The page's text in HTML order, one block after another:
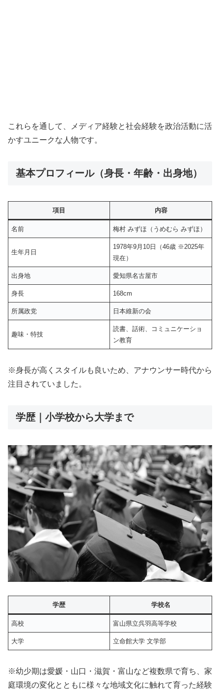
これらを通して、メディア経験と社会経験を政治活動に活
かすユニークな人物です。
基本プロフィール（身長・年齢・出身地）
項目 内容
名前 梅村 みずほ（うめむら みずほ）
生年月日
1978年9月10日（46歳 ※2025年
現在）
出身地 愛知県名古屋市
身長 168cm
所属政党 日本維新の会
趣味・特技
読書、話術、コミュニケーショ
ン教育
※身長が高くスタイルも良いため、アナウンサー時代から
注目されていました。
学歴｜小学校から大学まで
学歴 学校名
高校 富山県立呉羽高等学校
大学 立命館大学 文学部
※幼少期は愛媛・山口・滋賀・富山など複数県で育ち、家
庭環境の変化とともに様々な地域文化に触れて育った経験